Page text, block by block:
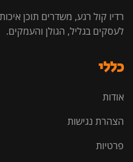
רדיו קול רגע, משדרים תוכן
לעסקים בגליל, הגולן והעמקים.
כללי
אודות
הצהרת נגישות
פרטיות